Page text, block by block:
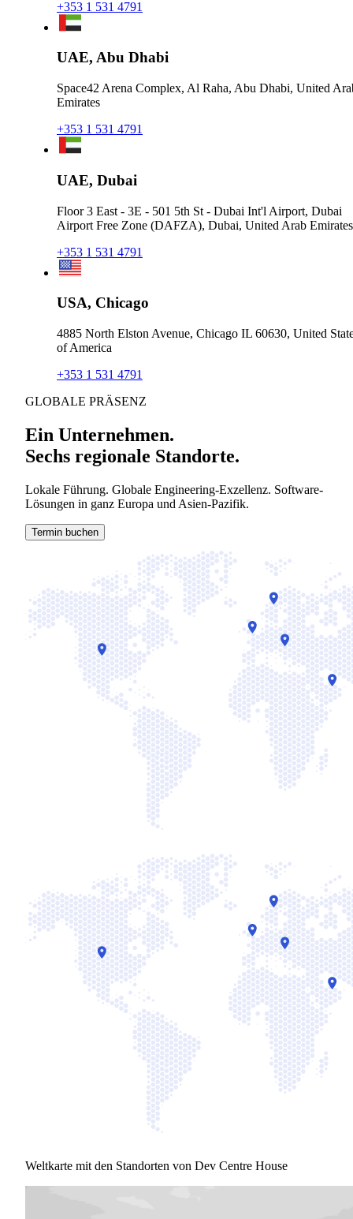
+353 1 531 4791
UAE, Abu Dhabi
Space42 Arena Complex, Al Raha, Abu Dhabi, United
Emirates
+353 1 531 4791
UAE, Dubai
Floor 3 East - 3E - 501 5th St - Dubai Int'l Airport, Dubai
Airport Free Zone (DAFZA), Dubai, United Arab Emirates
+353 1 531 4791
USA, Chicago
4885 North Elston Avenue, Chicago IL 60630, United
of America
+353 1 531 4791
GLOBALE PRÄSENZ
Ein Unternehmen.
Sechs regionale Standorte.
Lokale Führung. Globale Engineering-Exzellenz. Software-
Lösungen in ganz Europa und Asien-Pazifik.
Termin buchen
Weltkarte mit den Standorten von Dev Centre House